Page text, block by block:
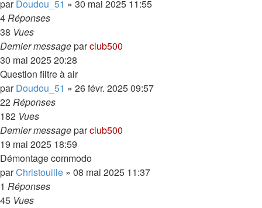
parDoudou_51 » 30 mai 2025 11:55
4Réponses
38 Vues
Dernier messageparclub500
30 mai 2025 20:28
Question filtre à air
parDoudou_51 » 26 févr. 2025 09:57
22Réponses
182 Vues
Dernier messageparclub500
19 mai 2025 18:59
Démontage commodo
parChristouille » 08 mai 2025 11:37
1 Réponses
45 Vues